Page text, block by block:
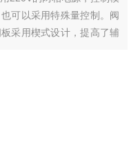
可以采用特殊量控制。阀
采用楔式设计，提高了辅
。